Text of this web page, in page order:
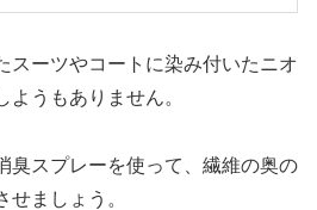
スーツやコートに染み付いたニオ
うもありません。
臭スプレーを使って、繊維の奥の
せましょう。